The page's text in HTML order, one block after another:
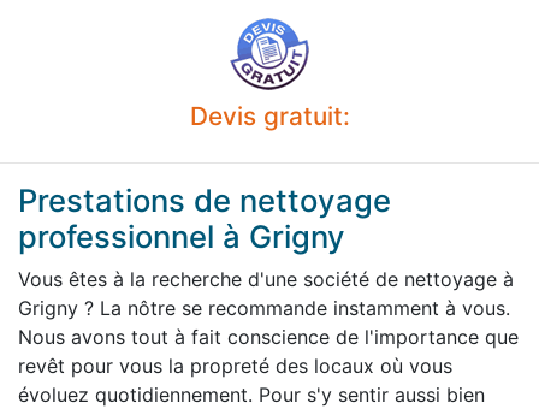
Devis gratuit:
Prestations de nettoyage
professionnel à Grigny
Vous êtes à la recherche d'une société de nettoyage à
Grigny ? La nôtre se recommande instamment à vous.
Nous avons tout à fait conscience de l'importance que
revêt pour vous la propreté des locaux où vous
évoluez quotidiennement. Pour s'y sentir aussi bien